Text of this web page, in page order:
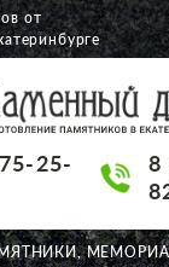
РАБОТЫ
от
25-
8